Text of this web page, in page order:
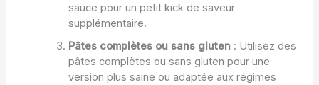
sauce pour un petit kick de saveur
supplémentaire.
Pâtes complètes ou sans gluten: Utilisez des
pâtes complètes ou sans gluten pour une
version plus saine ou adaptée aux régimes